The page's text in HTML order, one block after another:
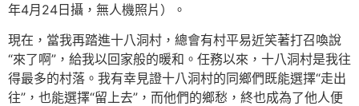
年4月24日攝，無人機照片）。
現在，當我再踏進十八洞村，總會有村平易近笑著打召喚說
“來了啊”，給我以回家般的暖和。任務以來，十八洞村是我往
得最多的村落。我有幸見證十八洞村的同鄉們既能選擇“走出
往”，也能選擇“留上去”，而他們的鄉愁，終也成為了他人便